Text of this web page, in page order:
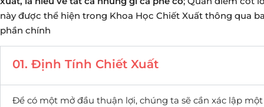
này được thể hiện trong Khoa Học Chiết Xuất thông qua ba
phần chính
01. Định Tính Chiết Xuất
Để có một mở đầu thuận lợi, chúng ta sẽ cần xác lập một